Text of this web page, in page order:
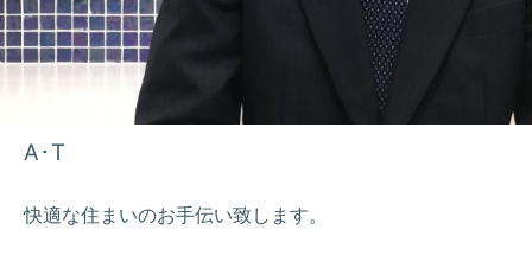
A･T
快適な住まいのお手伝い致します。